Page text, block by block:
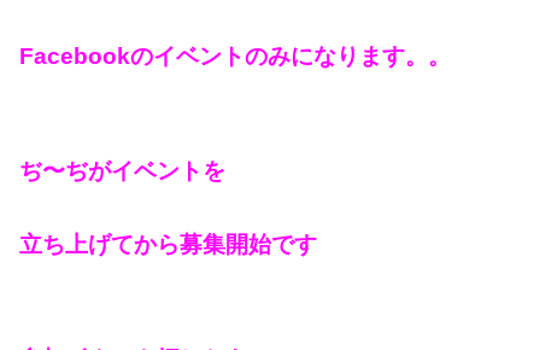
Facebookのイベントのみになります。。
ぢ〜ぢがイベントを
立ち上げてから募集開始です